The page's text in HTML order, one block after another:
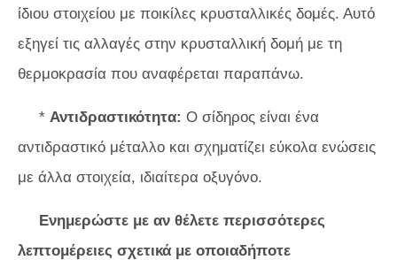
ίδιου στοιχείου με ποικίλες κρυσταλλικές δομές. Αυτό
εξηγεί τις αλλαγές στην κρυσταλλική δομή με τη
θερμοκρασία που αναφέρεται παραπάνω.
* Αντιδραστικότητα: Ο σίδηρος είναι ένα
αντιδραστικό μέταλλο και σχηματίζει εύκολα ενώσεις
με άλλα στοιχεία, ιδιαίτερα οξυγόνο.
Ενημερώστε με αν θέλετε περισσότερες
λεπτομέρειες σχετικά με οποιαδήποτε